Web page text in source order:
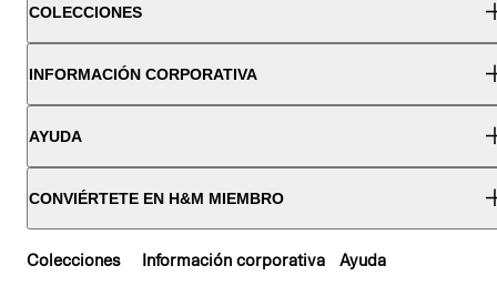
COLECCIONES
INFORMACIÓN CORPORATIVA
AYUDA
CONVIÉRTETE EN H&M MIEMBRO
Colecciones Información corporativa Ayuda